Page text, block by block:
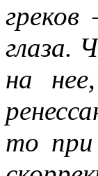
греков
глаза.
на
то при